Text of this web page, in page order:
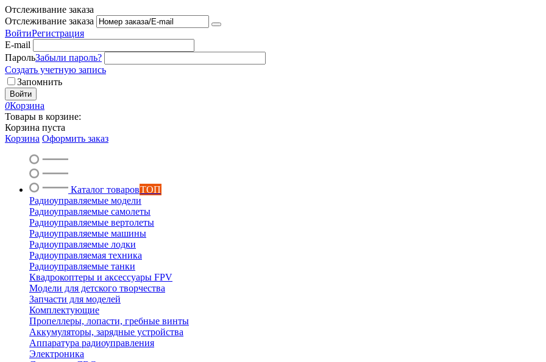
Отслеживание заказа
Отслеживание заказа
ВойтиРегистрация
E-mail
ПарольЗабыли пароль?
Создать учетную запись
Запомнить
Войти
0Корзина
Товары в корзине:
Корзина пуста
Корзина Оформить заказ
Каталог товаровТОП
Радиоуправляемые модели
Радиоуправляемые самолеты
Радиоуправляемые вертолеты
Радиоуправляемые машины
Радиоуправляемые лодки
Радиоуправляемая техника
Радиоуправляемые танки
Квадрокоптеры и аксессуары FPV
Модели для детского творчества
Запчасти для моделей
Комплектующие
Пропеллеры, лопасти, гребные винты
Аккумуляторы, зарядные устройства
Аппаратура радиоуправления
Электроника